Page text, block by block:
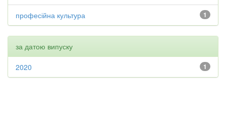
1
професійна культура
за датою випуску
1
2020